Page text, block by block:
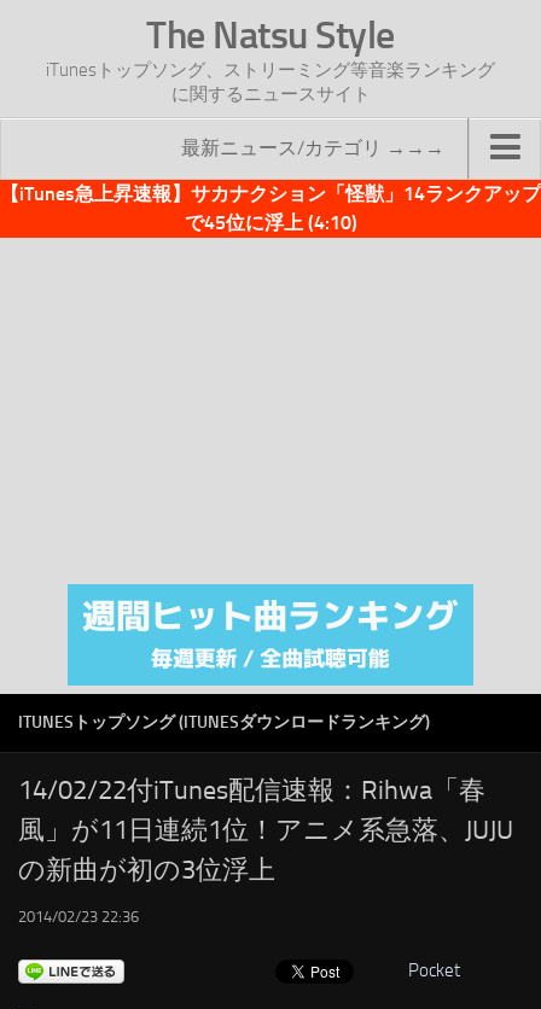
The Natsu Style
iTunesトップソング、ストリーミング等音楽ランキング
に関するニュースサイト
最新ニュース/カテゴリ →→→
TOP
注目カテゴリ
オリジナルiTunes週間トップソング
RSS
LINKS
【iTunes急上昇速報】サカナクション「怪獣」14ランクアップ
で45位に浮上 (4:10)
ITUNESトップソング (ITUNESダウンロードランキング)
14/02/22付iTunes配信速報：Rihwa「春
風」が11日連続1位！アニメ系急落、JUJU
の新曲が初の3位浮上
2014/02/23 22:36
Pocket